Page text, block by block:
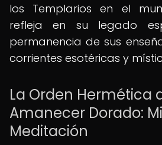
los Templarios en el
refleja en su legado
permanencia de sus
corrientes esotéricas y
La Orden Hermética
Amanecer Dorado:
Meditación